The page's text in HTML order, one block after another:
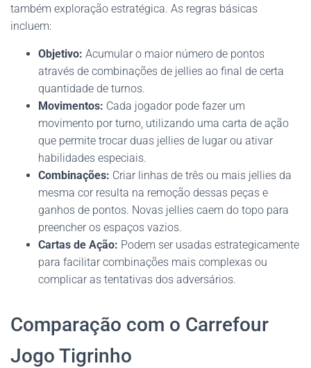
também exploração estratégica. As regras básicas
incluem:
Objetivo: Acumular o maior número de pontos
através de combinações de jellies ao final de certa
quantidade de turnos.
Movimentos: Cada jogador pode fazer um
movimento por turno, utilizando uma carta de ação
que permite trocar duas jellies de lugar ou ativar
habilidades especiais.
Combinações: Criar linhas de três ou mais jellies da
mesma cor resulta na remoção dessas peças e
ganhos de pontos. Novas jellies caem do topo para
preencher os espaços vazios.
Cartas de Ação: Podem ser usadas estrategicamente
para facilitar combinações mais complexas ou
complicar as tentativas dos adversários.
Comparação com o Carrefour
Jogo Tigrinho